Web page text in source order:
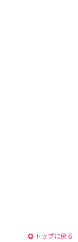
トップに戻る